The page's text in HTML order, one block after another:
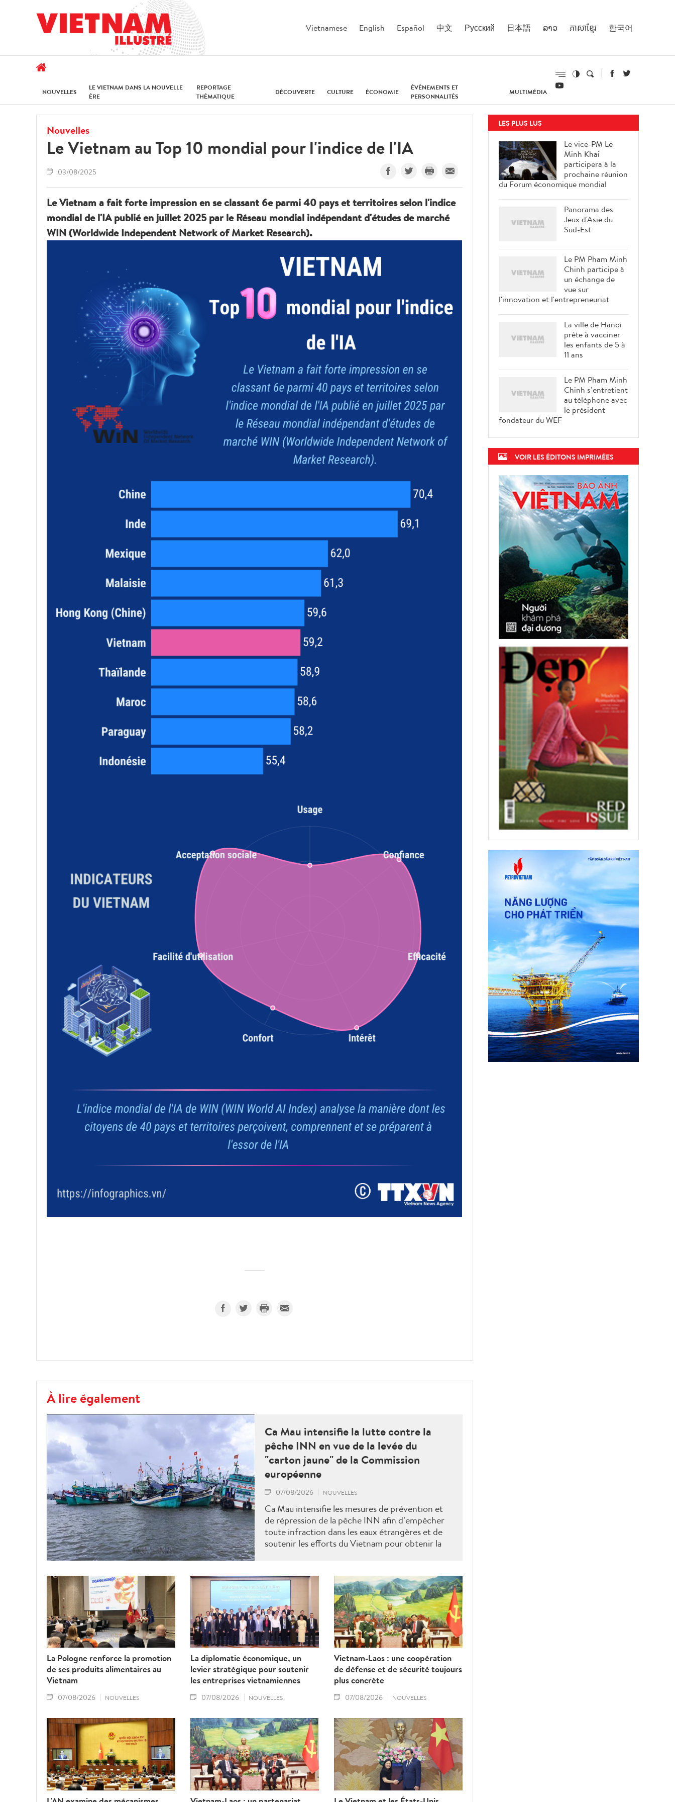
Vietnamese English Español 中文 Русский 日本語 ລາວ ភាសាខ្មែរ 한국어
NOUVELLES
LE VIETNAM DANS LA NOUVELLE
ÈRE
REPORTAGE
THÉMATIQUE
DÉCOUVERTE CULTURE ÉCONOMIE
ÉVÉNEMENTS ET
PERSONNALITÉS
MULTIMÉDIA
Nouvelles
Le Vietnam au Top 10 mondial pour l'indice de l'IA
03/08/2025
Le Vietnam a fait forte impression en se classant 6e parmi 40 pays et territoires selon l'indice
mondial de l'IA publié en juillet 2025 par le Réseau mondial indépendant d'études de marché
WIN (Worldwide Independent Network of Market Research).
À lire également
Ca Mau intensifie la lutte contre la
pêche INN en vue de la levée du
"carton jaune" de la Commission
européenne
07/08/2026 NOUVELLES
Ca Mau intensifie les mesures de prévention et
de répression de la pêche INN afin d’empêcher
toute infraction dans les eaux étrangères et de
soutenir les efforts du Vietnam pour obtenir la
La Pologne renforce la promotion
de ses produits alimentaires au
Vietnam
07/08/2026 NOUVELLES
La diplomatie économique, un
levier stratégique pour soutenir
les entreprises vietnamiennes
07/08/2026 NOUVELLES
Vietnam-Laos : une coopération
de défense et de sécurité toujours
plus concrète
07/08/2026 NOUVELLES
LES PLUS LUS
Le vice-PM Le
Minh Khai
participera à la
prochaine réunion
du Forum économique mondial
Panorama des
Jeux d'Asie du
Sud-Est
Le PM Pham Minh
Chinh participe à
un échange de
vue sur
l'innovation et l'entrepreneuriat
La ville de Hanoi
prête à vacciner
les enfants de 5 à
11 ans
Le PM Pham Minh
Chinh s’entretient
au téléphone avec
le président
fondateur du WEF
VOIR LES ÉDITONS IMPRIMÉES